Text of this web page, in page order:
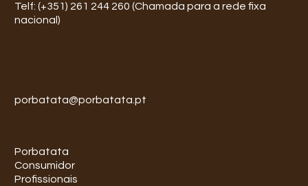
Telf: (+351) 261 244 260 (Chamada para a rede fixa
nacional)
porbatata@porbatata.pt
Porbatata
Consumidor
Profissionais